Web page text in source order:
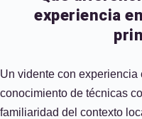
experiencia
Un vidente con
conocimiento de técnicas
familiaridad del contexto